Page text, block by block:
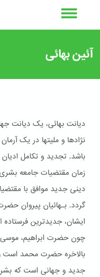
آئین بهائی
دیانت بهائی، یک دیانت
نژادها و ملیتها در یک
باشد. تجدید و تکامل
زمان مقتضیات جامعه
دینی جدید موافق با
گردد. بـهائیان پیروان
ایشان، جدیدترین فرستاده
چون حضرت ابراهیم،
بالاخره حضرت محمد است
جدید و جهانی است که بشر